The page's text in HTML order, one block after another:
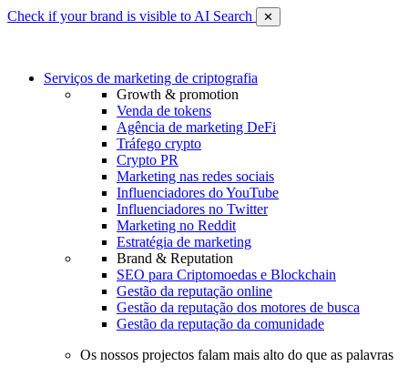
Check if your brand is visible to AI Search ✕
Serviços de marketing de criptografia
Growth & promotion
Venda de tokens
Agência de marketing DeFi
Tráfego crypto
Crypto PR
Marketing nas redes sociais
Influenciadores do YouTube
Influenciadores no Twitter
Marketing no Reddit
Estratégia de marketing
Brand & Reputation
SEO para Criptomoedas e Blockchain
Gestão da reputação online
Gestão da reputação dos motores de busca
Gestão da reputação da comunidade
Os nossos projectos falam mais alto do que as palavras